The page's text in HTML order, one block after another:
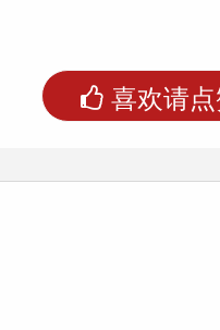
喜欢请